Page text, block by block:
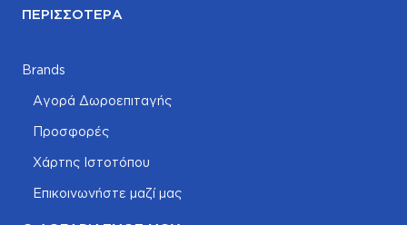
ΠΕΡΙΣΣΌΤΕΡΑ
Brands
Αγορά Δωροεπιταγής
Προσφορές
Χάρτης Ιστοτόπου
Επικοινωνήστε μαζί μας